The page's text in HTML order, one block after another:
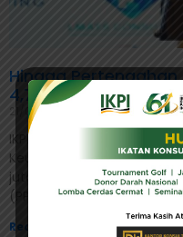
Hingga Pertengahan
4,75 Juta Laporan
21/02/2025
IKPI, Jakarta: Direktorat
Keuangan (Kemenkeu)
juta Surat Pemberitahuan
(PPh) untuk tahun pajak
Read More »